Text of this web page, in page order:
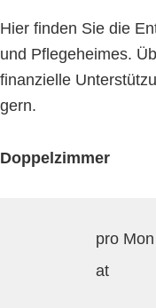
Hier finden Sie die
und Pflegeheimes.
finanzielle
gern.
Doppelzimmer
pro Mon
at